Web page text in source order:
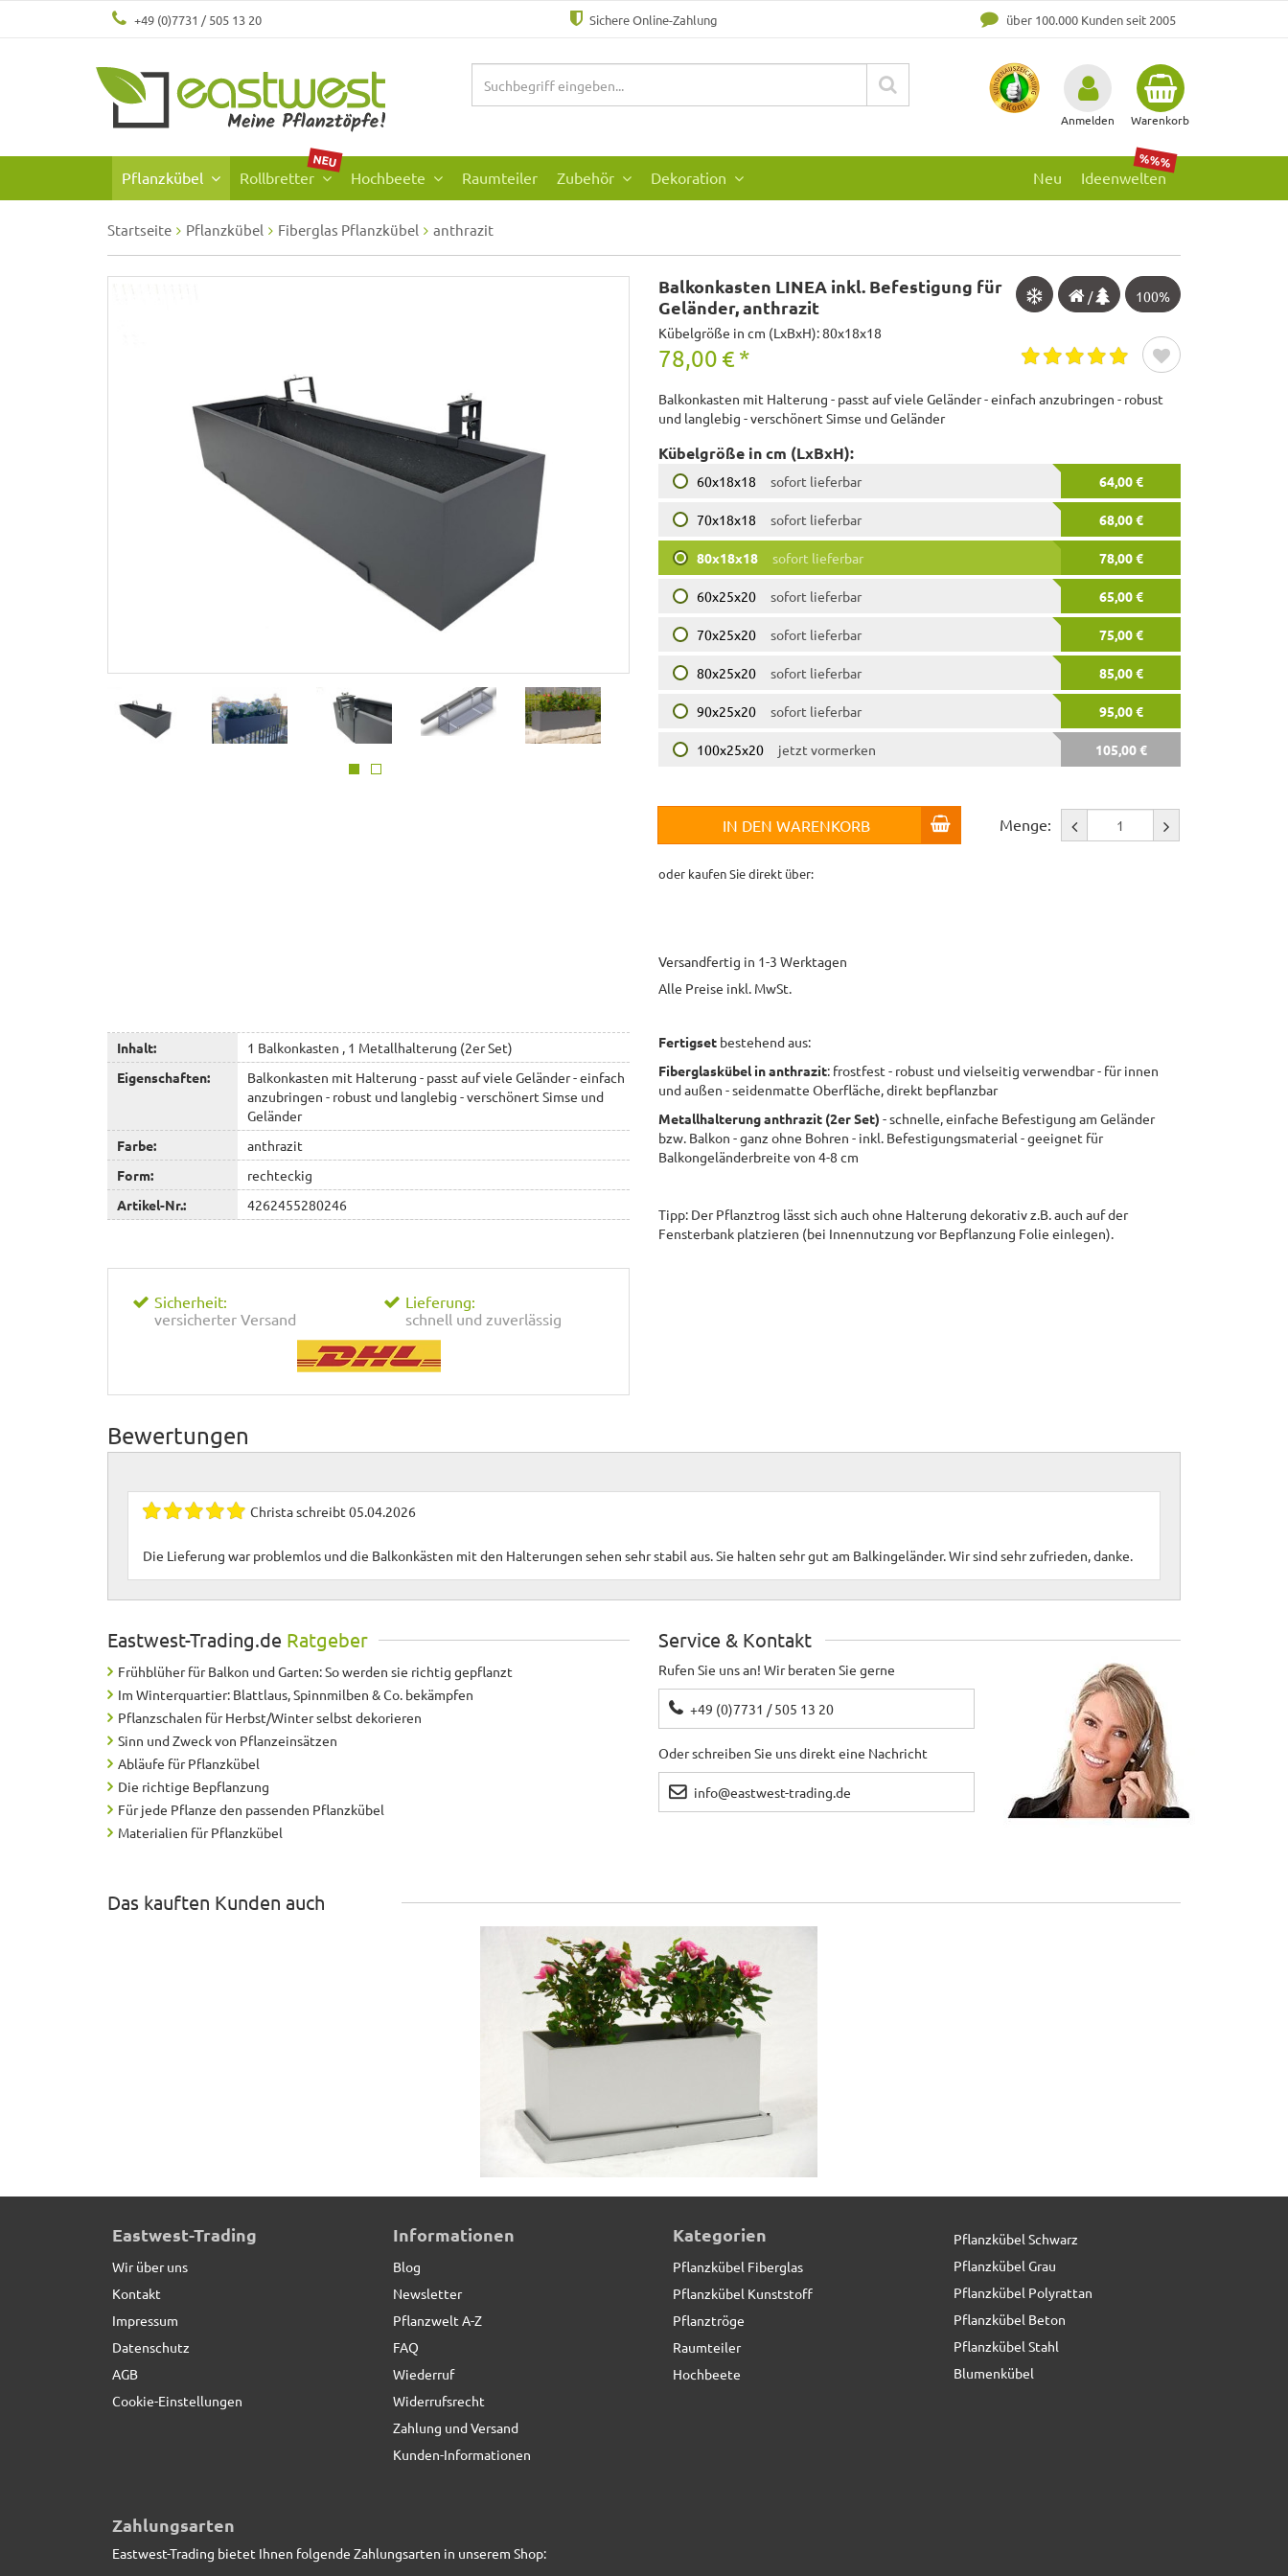
+49 (0)7731 / 505 13 20 Sichere Online-Zahlung über 100.000 Kunden seit 2005
Anmelden Warenkorb
Pflanzkübel Rollbretter
NEU
Hochbeete Raumteiler Zubehör Dekoration Ideenwelten
%%%
Neu
Startseite Pflanzkübel Fiberglas Pflanzkübel anthrazit
Balkonkasten LINEA inkl. Befestigung für
Geländer, anthrazit
Kübelgröße in cm (LxBxH): 80x18x18
100%
/
78,00 € *
Balkonkasten mit Halterung - passt auf viele Geländer - einfach anzubringen - robust
und langlebig - verschönert Simse und Geländer
Kübelgröße in cm (LxBxH):
60x18x18 64,00 €
sofort lieferbar
70x18x18 68,00 €
sofort lieferbar
80x18x18 78,00 €
sofort lieferbar
60x25x20 65,00 €
sofort lieferbar
70x25x20 75,00 €
sofort lieferbar
80x25x20 85,00 €
sofort lieferbar
90x25x20 95,00 €
sofort lieferbar
100x25x20 105,00 €
jetzt vormerken
IN DEN WARENKORB Menge:
oder kaufen Sie direkt über:
Versandfertig in 1-3 Werktagen
Alle Preise inkl. MwSt.
Inhalt:
1 Balkonkasten , 1 Metallhalterung (2er Set)
Eigenschaften:
Balkonkasten mit Halterung - passt auf viele Geländer - einfach
anzubringen - robust und langlebig - verschönert Simse und
Geländer
Farbe:
anthrazit
Form:
rechteckig
Artikel-Nr.:
4262455280246
Sicherheit:
versicherter Versand
Lieferung:
schnell und zuverlässig
Fertigset bestehend aus:
Fiberglaskübel in anthrazit: frostfest - robust und vielseitig verwendbar - für innen
und außen - seidenmatte Oberfläche, direkt bepflanzbar
Metallhalterunganthrazit (2er Set) - schnelle, einfache Befestigung am Geländer
bzw. Balkon - ganz ohne Bohren - inkl. Befestigungsmaterial - geeignet für
Balkongeländerbreite von 4-8 cm
Tipp: Der Pflanztrog lässt sich auch ohne Halterung dekorativ z.B. auch auf der
Fensterbank platzieren (bei Innennutzung vor Bepflanzung Folie einlegen).
Bewertungen
Christaschreibt 05.04.2026
Die Lieferung war problemlos und die Balkonkästen mit den Halterungen sehen sehr stabil aus. Sie halten sehr gut am Balkingeländer. Wir sind sehr zufrieden, danke.
Eastwest-Trading.de Ratgeber
Frühblüher für Balkon und Garten: So werden sie richtig gepflanzt
Im Winterquartier: Blattlaus, Spinnmilben & Co. bekämpfen
Pflanzschalen für Herbst/Winter selbst dekorieren
Sinn und Zweck von Pflanzeinsätzen
Abläufe für Pflanzkübel
Die richtige Bepflanzung
Für jede Pflanze den passenden Pflanzkübel
Materialien für Pflanzkübel
Service & Kontakt
Rufen Sie uns an! Wir beraten Sie gerne
+49 (0)7731 / 505 13 20
Oder schreiben Sie uns direkt eine Nachricht
info@eastwest-trading.de
Das kauften Kunden auch
Blumentopf LEA mit Untersetzer - silber
14,50 € *
Eastwest-Trading
Wir über uns
Kontakt
Impressum
Datenschutz
AGB
Cookie-Einstellungen
Informationen
Blog
Newsletter
Pflanzwelt A-Z
FAQ
Wiederruf
Widerrufsrecht
Zahlung und Versand
Kunden-Informationen
Kategorien
Pflanzkübel Fiberglas
Pflanzkübel Kunststoff
Pflanztröge
Raumteiler
Hochbeete
Pflanzkübel Schwarz
Pflanzkübel Grau
Pflanzkübel Polyrattan
Pflanzkübel Beton
Pflanzkübel Stahl
Blumenkübel
Zahlungsarten
Eastwest-Trading bietet Ihnen folgende Zahlungsarten in unserem Shop: